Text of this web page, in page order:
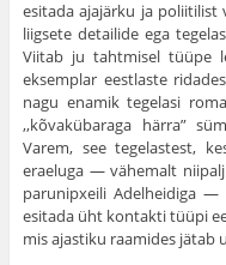
esitada ajajärku ja
liigsete detailide ega
Viitab ju tahtmisel tüüpe
eksemplar eestlaste
nagu enamik tegelasi
,,kõvakübaraga härra”
Varem, see tegelastest,
eraeluga — vähemalt
parunipxeili Adelheidiga
esitada üht kontakti tüüpi
mis ajastiku raamides jätab